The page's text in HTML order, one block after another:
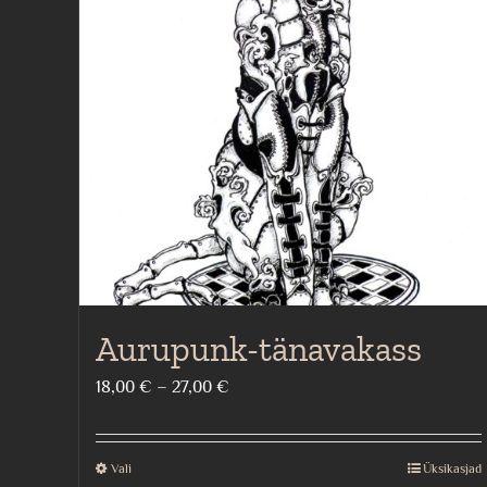
Aurupunk-tänavakass
18,00 € – 27,00 €
18,00 €
Vali Üksikasjad